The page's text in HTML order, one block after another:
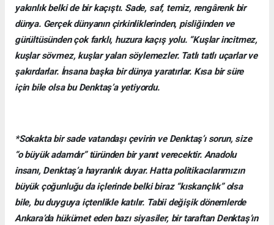
yakınlık belki de bir kaçıştı. Sade, saf, temiz, rengârenk bir
dünya. Gerçek dünyanın çirkinliklerinden, pisliğinden ve
gürültüsünden çok farklı, huzura kaçış yolu. “Kuşlar incitmez,
kuşlar sövmez, kuşlar yalan söylemezler. Tatlı tatlı uçarlar ve
şakırdarlar. İnsana başka bir dünya yaratırlar. Kısa bir süre
için bile olsa bu Denktaş’a yetiyordu.
*Sokakta bir sade vatandaşı çevirin ve Denktaş’ı sorun, size
“o büyük adamdır” türünden bir yanıt verecektir. Anadolu
insanı, Denktaş’a hayranlık duyar. Hatta politikacılarımızın
büyük çoğunluğu da içlerinde belki biraz “kıskançlık” olsa
bile, bu duyguya içtenlikle katılır. Tabii değişik dönemlerde
Ankara’da hükümet eden bazı siyasiler, bir taraftan Denktaş’ın